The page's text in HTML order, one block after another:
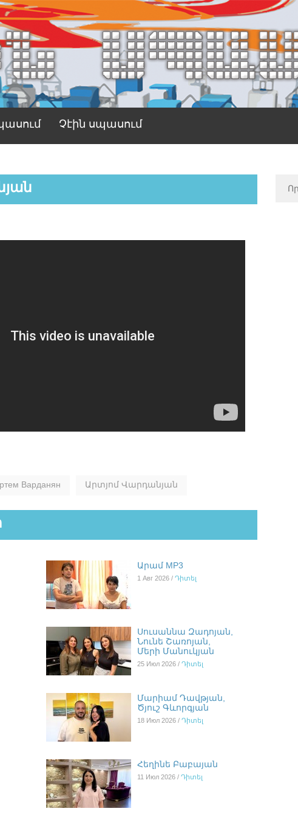
Չէին սպասում
Варданян Արտյոմ Վարդանյան
Արամ MP3
1 Авг 2026 / Դիտել
Սուսաննա Զադոյան,
Նունե Շառոյան,
Մերի Մանուկյան
25 Июл 2026 / Դիտել
Մարիամ Դավթյան,
Ծյուշ Գևորգյան
18 Июл 2026 / Դիտել
Հեղինե Բաբայան
11 Июл 2026 / Դիտել